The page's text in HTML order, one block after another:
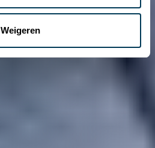
Weigeren